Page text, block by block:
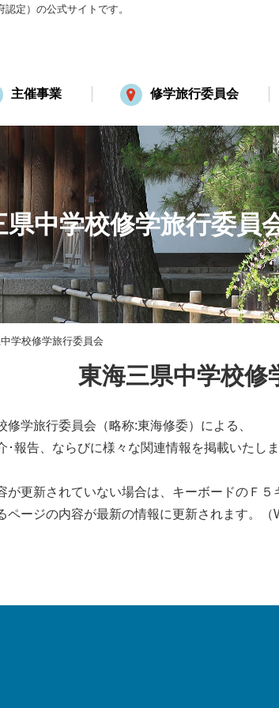
定）の公式サイトです。
主催事業 修学旅行委員会
県中学校修学旅行委員
学校修学旅行委員会
東海三県中学校修
修学旅行委員会（略称:東海修委）による、
･報告、ならびに様々な関連情報を掲載いたしま
更新されていない場合は、キーボードのＦ５
ページの内容が最新の情報に更新されます。（